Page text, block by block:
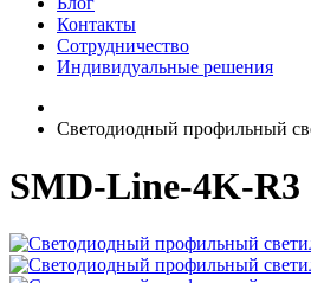
Контакты
Сотрудничество
Индивидуальные решения
Светодиодный профильный
SMD-Line-4K-R3